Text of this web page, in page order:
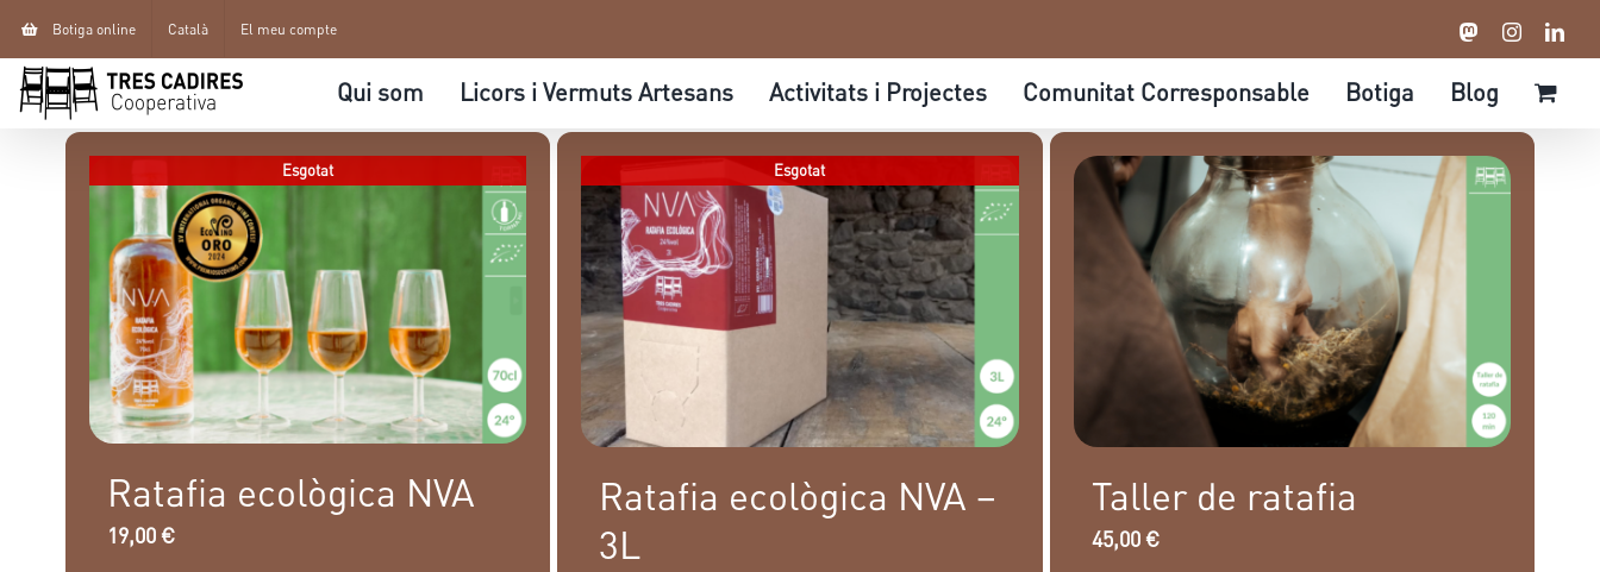
Skip
to
content
Botiga online Català El meu compte MastodonInstagram
Qui som Licors i Vermuts Artesans Activitats i Projectes Comunitat Corresponsable Botiga Blog
Esgotat
Ratafia ecològica NVA
19,00€
Esgotat
Ratafia ecològica NVA –
3L
Taller de ratafia
45,00€